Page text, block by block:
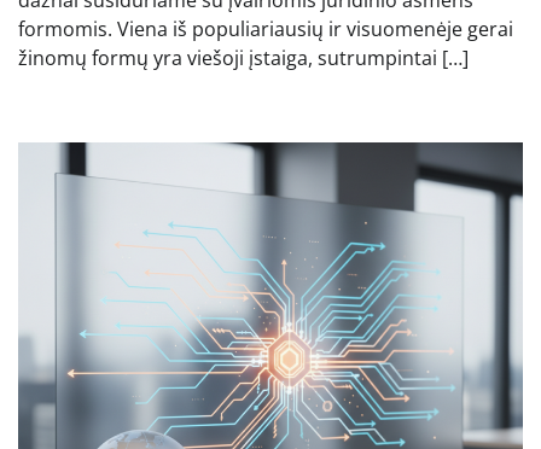
formomis. Viena iš populiariausių ir visuomenėje gerai
žinomų formų yra viešoji įstaiga, sutrumpintai […]